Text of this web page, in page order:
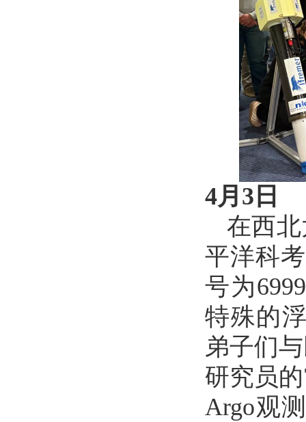
4月3日
在西
平洋科
号为
特殊的
弟子们
研究员
Argo观